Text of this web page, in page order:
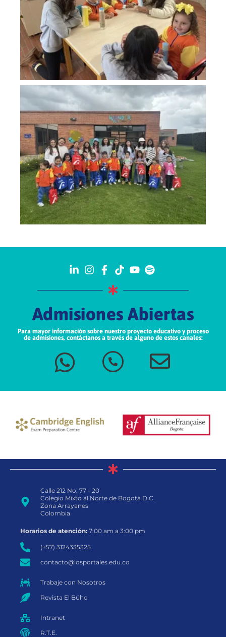
Admisiones Abiertas
Para mayor información sobre nuestro proyecto educativo y proceso
de admisiones, contáctanos a través de alguno de estos canales:
Calle 212 No. 77 - 20
Colegio Mixto al Norte de Bogotá D.C.
Zona Arrayanes
Colombia
Horarios de atención: 7:00 am a 3:00 pm
(+57) 3124335325
contacto@losportales.edu.co
Trabaje con Nosotros
Revista El Búho
Intranet
R.T.E.